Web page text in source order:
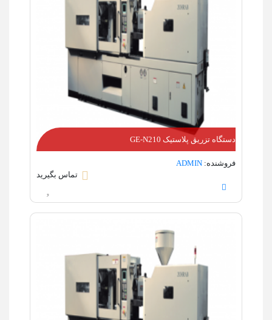
دستگاه تزریق پلاستیک GE-N210
فروشنده: ADMIN
تماس بگیرید